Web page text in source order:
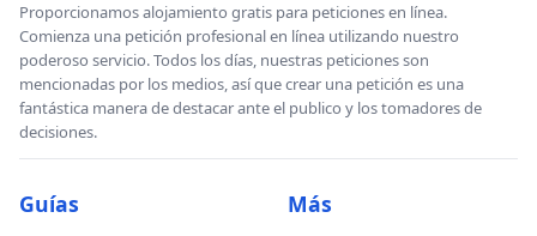
Proporcionamos alojamiento gratis para peticiones en línea.
Comienza una petición profesional en línea utilizando nuestro
poderoso servicio. Todos los días, nuestras peticiones son
mencionadas por los medios, así que crear una petición es una
fantástica manera de destacar ante el publico y los tomadores de
decisiones.
Guías Más